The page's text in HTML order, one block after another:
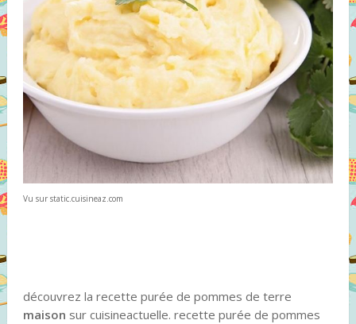
Vu sur static.cuisineaz.com
découvrez la recette purée de pommes de terre
maison sur cuisineactuelle. recette purée de pommes